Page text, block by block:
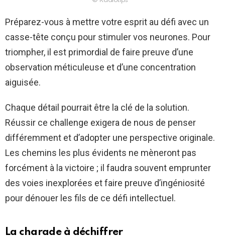
Préparez-vous à mettre votre esprit au défi avec un
casse-tête conçu pour stimuler vos neurones. Pour
triompher, il est primordial de faire preuve d’une
observation méticuleuse et d’une concentration
aiguisée.
Chaque détail pourrait être la clé de la solution.
Réussir ce challenge exigera de nous de penser
différemment et d’adopter une perspective originale.
Les chemins les plus évidents ne mèneront pas
forcément à la victoire ; il faudra souvent emprunter
des voies inexplorées et faire preuve d’ingéniosité
pour dénouer les fils de ce défi intellectuel.
La charade à déchiffrer